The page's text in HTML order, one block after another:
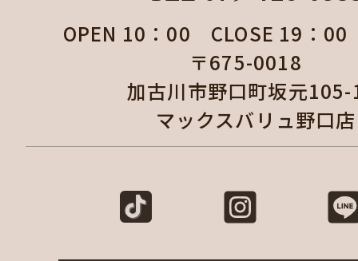
OPEN 10：00 CLOSE 19：
〒675-0018
加古川市野口町坂元
マックスバリュ野口店